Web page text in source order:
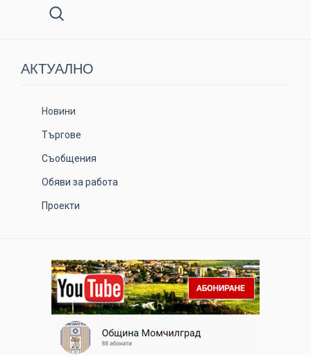
АКТУАЛНO
Новини
Търгове
Съобщения
Обяви за работа
Проекти